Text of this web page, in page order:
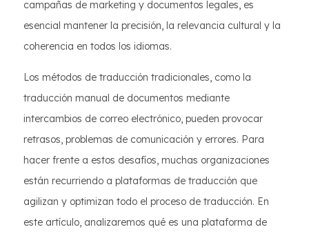
campañas de marketing y documentos legales, es
esencial mantener la precisión, la relevancia cultural y la
coherencia en todos los idiomas.
Los métodos de traducción tradicionales, como la
traducción manual de documentos mediante
intercambios de correo electrónico, pueden provocar
retrasos, problemas de comunicación y errores. Para
hacer frente a estos desafíos, muchas organizaciones
están recurriendo a plataformas de traducción que
agilizan y optimizan todo el proceso de traducción. En
este artículo, analizaremos qué es una plataforma de